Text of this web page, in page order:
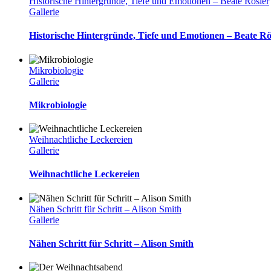
Gallerie
Historische Hintergründe, Tiefe und Emotionen – Beate
Mikrobiologie
Gallerie
Mikrobiologie
Weihnachtliche Leckereien
Gallerie
Weihnachtliche Leckereien
Nähen Schritt für Schritt – Alison Smith
Gallerie
Nähen Schritt für Schritt – Alison Smith